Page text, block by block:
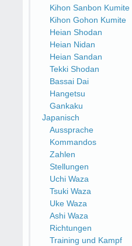
Kihon Sanbon Kumite
Kihon Gohon Kumite
Heian Shodan
Heian Nidan
Heian Sandan
Tekki Shodan
Bassai Dai
Hangetsu
Gankaku
Japanisch
Aussprache
Kommandos
Zahlen
Stellungen
Uchi Waza
Tsuki Waza
Uke Waza
Ashi Waza
Richtungen
Training und Kampf